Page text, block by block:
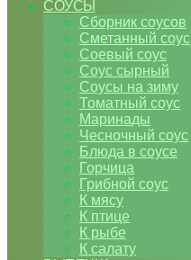
СОУСЫ
Сборник соусов
Сметанный соус
Соевый соус
Соус сырный
Соусы на зиму
Томатный соус
Маринады
Чесночный соус
Блюда в соусе
Горчица
Грибной соус
К мясу
К птице
К рыбе
К салату